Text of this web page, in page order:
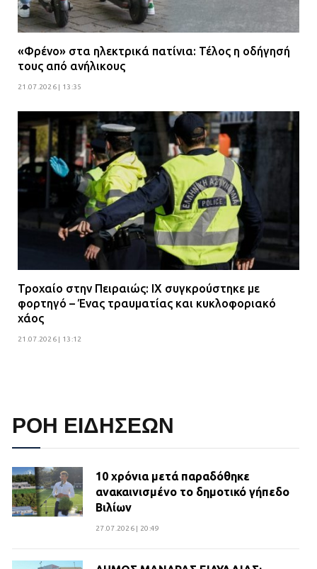
«Φρένο» στα ηλεκτρικά πατίνια: Τέλος η οδήγησή
τους από ανήλικους
21.07.2026 | 13:35
Τροχαίο στην Πειραιώς: ΙΧ συγκρούστηκε με
φορτηγό – Ένας τραυματίας και κυκλοφοριακό
χάος
21.07.2026 | 13:12
ΡΟΗ ΕΙΔΗΣΕΩΝ
10 χρόνια μετά παραδόθηκε
ανακαινισμένο το δημοτικό γήπεδο
Βιλίων
27.07.2026 | 20:49